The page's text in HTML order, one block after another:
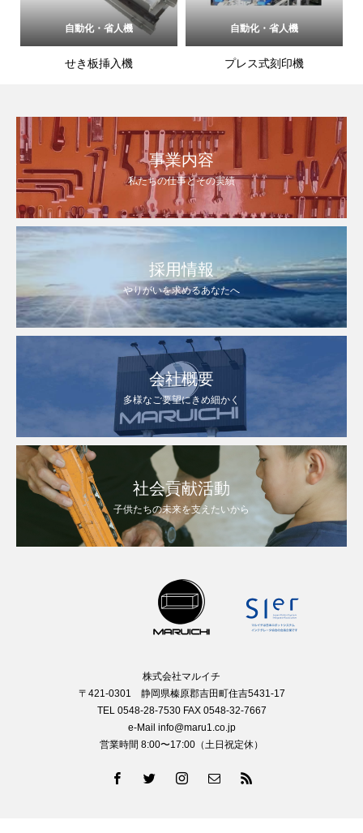
自動化・省人機
せき板挿入機
自動化・省人機
プレス式刻印機
事業内容
私たちの仕事とその実績
採用情報
やりがいを求めるあなたへ
会社概要
多様なご要望にきめ細かく
社会貢献活動
子供たちの未来を支えたいから
株式会社マルイチ
〒421-0301 静岡県榛原郡吉田町住吉5431-17
TEL 0548-28-7530 FAX 0548-32-7667
e-Mail info@maru1.co.jp
営業時間 8:00〜17:00（土日祝定休）